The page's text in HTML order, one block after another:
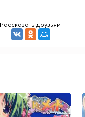
Рассказать друзьям